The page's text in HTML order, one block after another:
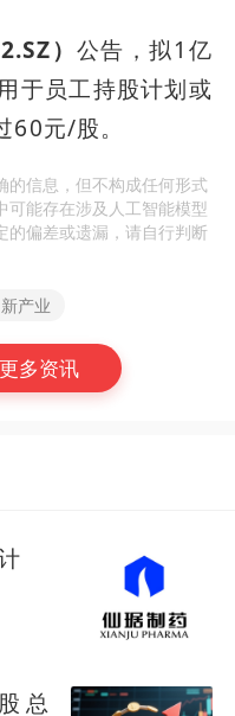
） 公告，拟1亿
于员工持股计划或
60元/股。
的信息，但不构成任何形式
可能存在涉及人工智能模型
的偏差或遗漏，请自行判断
新产业
多资讯
总